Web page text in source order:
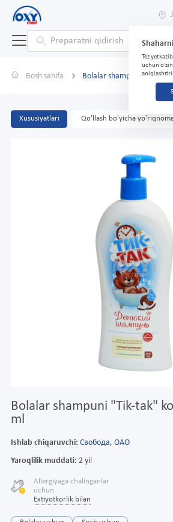
Tez
uchun
Bosh sahifa Bolalar shampuni "Tik-tak"
Xususiyatlari Qo'llash bo'yicha
Bolalar shampuni "Tik-tak"
ml
Ishlab chiqaruvchi: Свобода, ОАО
Yaroqlilik muddati: 2 yil
Allergiyaga chalinganlar
uchun
Extiyotkorlik bilan